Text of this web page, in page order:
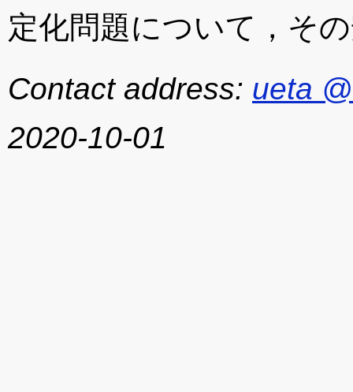
定化問題について，そ
Contact address: ueta
2020-10-01